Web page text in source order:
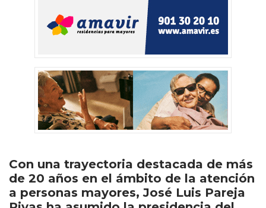
Con una trayectoria destacada de más
de 20 años en el ámbito de la atención
a personas mayores, José Luis Pareja